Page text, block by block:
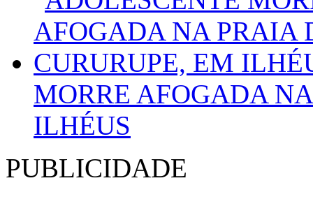
MORRE AFOGADA
ILHÉUS
PUBLICIDADE